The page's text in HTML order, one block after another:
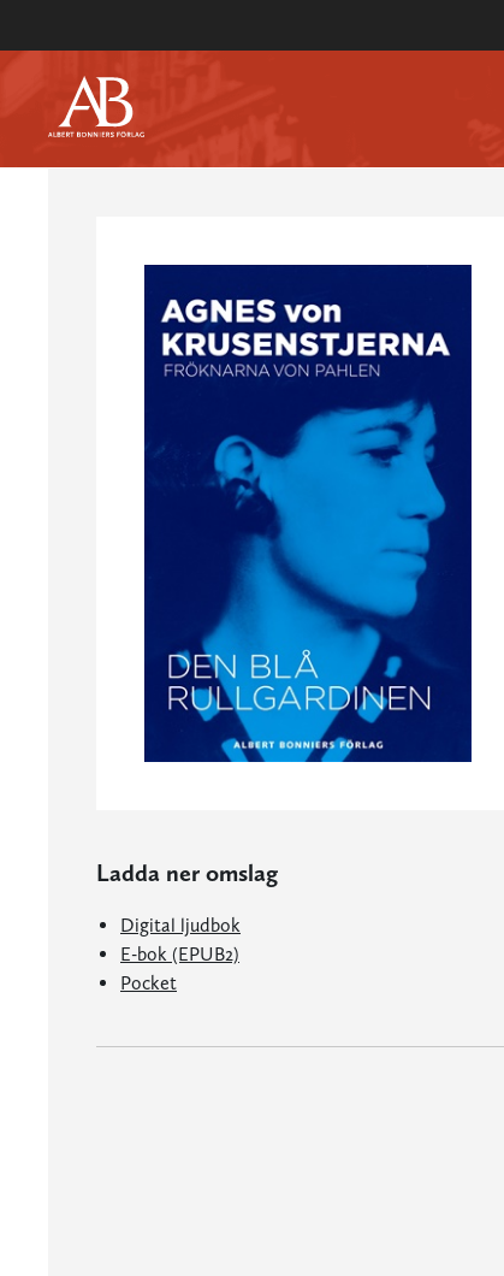
Ladda ner omslag
Digital ljudbok
E-bok (EPUB2)
Pocket